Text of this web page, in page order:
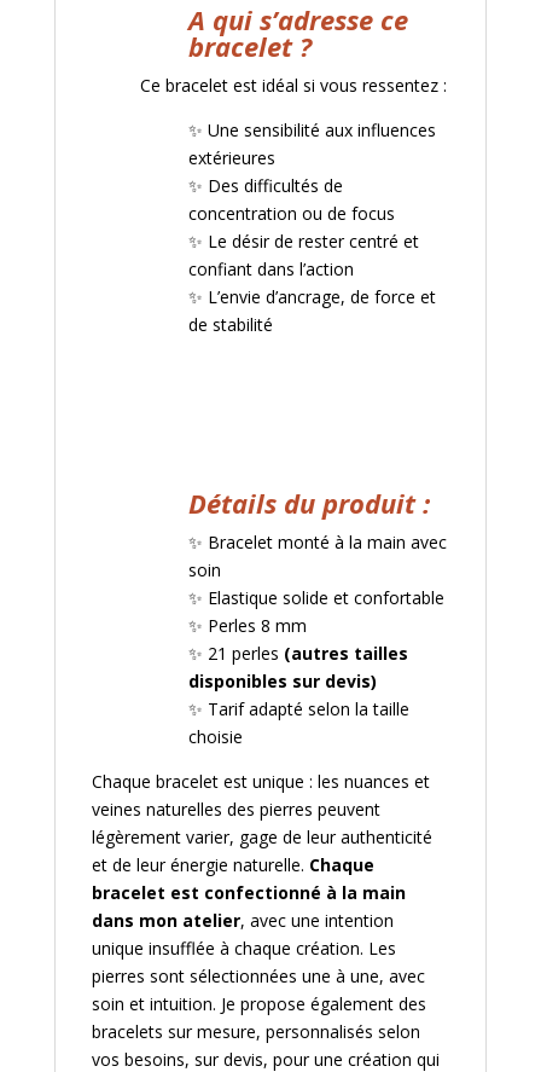
A qui s’adresse ce
bracelet ?
Ce bracelet est idéal si vous ressentez :
✨ Une sensibilité aux influences
extérieures
✨ Des difficultés de
concentration ou de focus
✨ Le désir de rester centré et
confiant dans l’action
✨ L’envie d’ancrage, de force et
de stabilité
Détails du produit :
✨ Bracelet monté à la main avec
soin
✨ Elastique solide et confortable
✨ Perles 8 mm
✨ 21 perles (autres tailles
disponibles sur devis)
✨ Tarif adapté selon la taille
choisie
Chaque bracelet est unique : les nuances et
veines naturelles des pierres peuvent
légèrement varier, gage de leur authenticité
et de leur énergie naturelle. Chaque
bracelet est confectionné à la main
dans mon atelier, avec une intention
unique insufflée à chaque création. Les
pierres sont sélectionnées une à une, avec
soin et intuition. Je propose également des
bracelets sur mesure, personnalisés selon
vos besoins, sur devis, pour une création qui